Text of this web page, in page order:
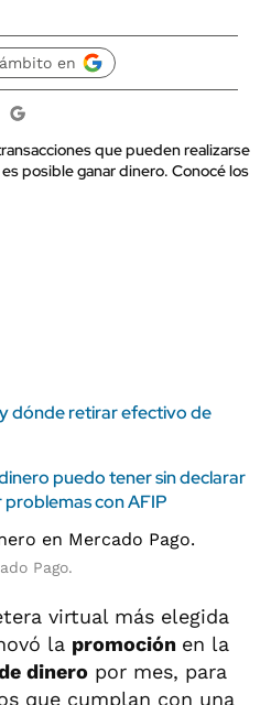
en
que pueden realizarse
posible ganar dinero. Conocé los
dónde retirar efectivo de
puedo tener sin declarar
con AFIP
Pago.
virtual más elegida
la promoción en la
dinero por mes, para
que cumplan con una